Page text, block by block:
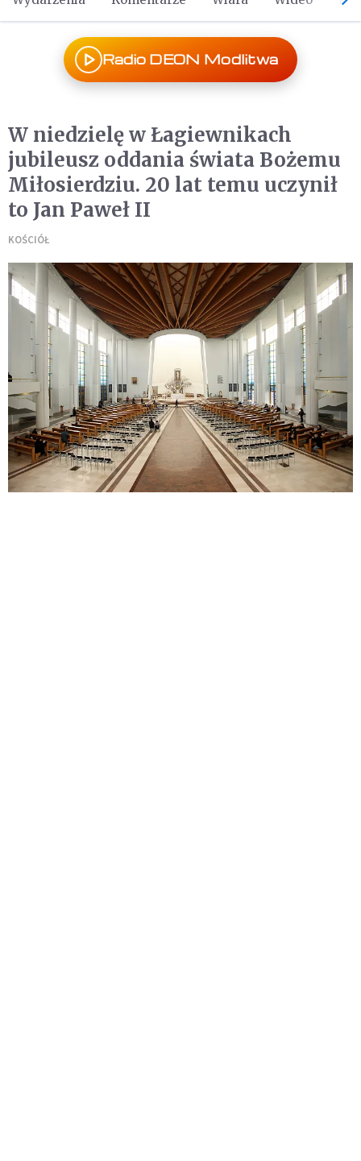
Radio DEON Modlitwa
W niedzielę w Łagiewnikach
jubileusz oddania świata Bożemu
Miłosierdziu. 20 lat temu uczynił
to Jan Paweł II
KOŚCIÓŁ